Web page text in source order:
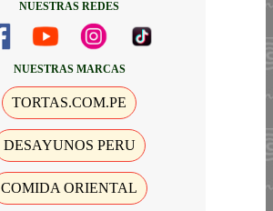
NUESTRAS REDES
NUESTRAS MARCAS
TORTAS.COM.PE
DESAYUNOS PERU
COMIDA ORIENTAL